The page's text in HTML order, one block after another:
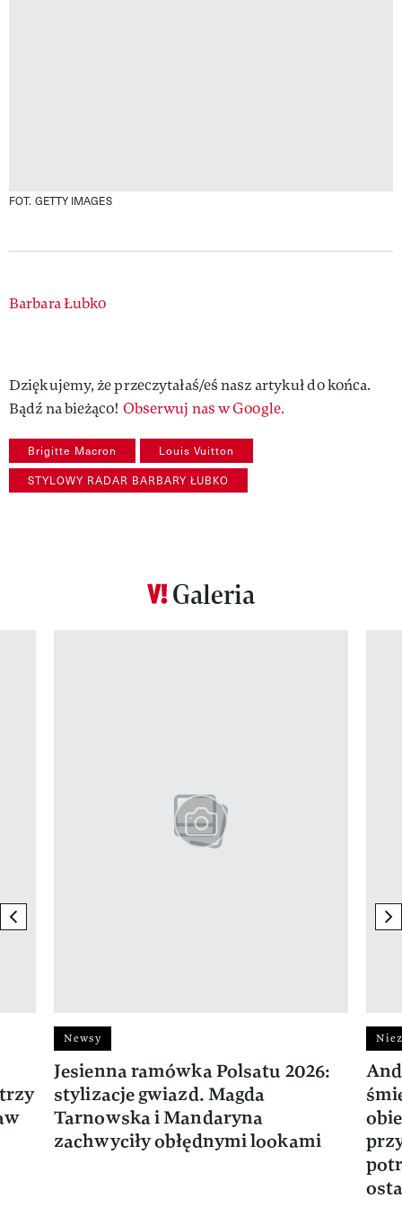
FOT. GETTY IMAGES
Authors
Barbara Łubko
Dziękujemy, że przeczytałaś/eś nasz artykuł do końca.
Bądź na bieżąco! Obserwuj nas w Google.
Brigitte Macron Louis Vuitton
STYLOWY RADAR BARBARY ŁUBKO
Galeria
previous element
Newsy
Jesienna ramówka Polsatu 2026:
stylizacje gwiazd. Magda
Tarnowska i Mandaryna
zachwyciły obłędnymi lookami